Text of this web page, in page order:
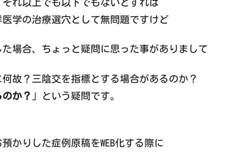
れ以上でも以下でもないとすれば
学の治療選穴として無問題ですけど
場合、ちょっと疑問に思った事がありまして
故？三陰交を指標とする場合があるのか？
か？ 」という疑問です。
かりした症例原稿をWEB化する際に